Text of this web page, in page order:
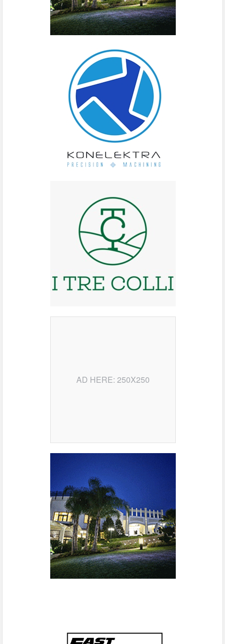
AD HERE: 250X250